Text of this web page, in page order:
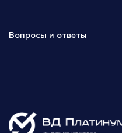
Вопросы и ответы